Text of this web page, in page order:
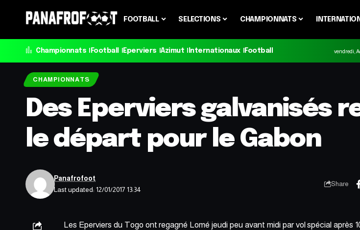
FOOTBALL SELECTIONS CHAMPIONNATS
Championnats Football Eperviers Azimut Internationaux Football vendredi,
CHAMPIONNATS
Des Eperviers galvanisés
le départ pour le Gabon
Last updated: 12/01/2017 13:34
Panafrofoot
Share
Les Eperviers du Togo ont regagné Lomé jeudi peu avant midi par vol spécial après